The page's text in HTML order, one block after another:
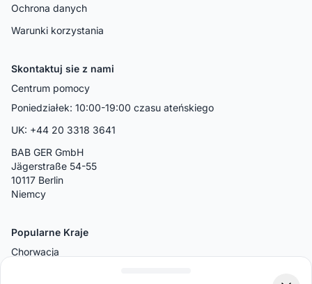
Ochrona danych
Warunki korzystania
Skontaktuj sie z nami
Centrum pomocy
Poniedziałek: 10:00-19:00 czasu ateńskiego
UK: +44 20 3318 3641
BAB GER GmbH
Jägerstraße 54-55
10117 Berlin
Niemcy
Popularne Kraje
Chorwacja